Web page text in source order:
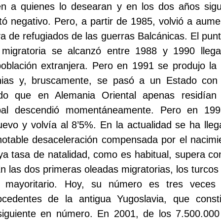
a quienes lo desearan y en los dos años
negativo. Pero, a partir de 1985, volvió a
de refugiados de las guerras Balcánicas. El
se alcanzó entre 1988 y 1990
extranjera. Pero en 1991 se produjo la
y, bruscamente, se pasó a un Estado
que en Alemania Oriental apenas residían
descendió momentáneamente. Pero en
y volvía al 8’5%. En la actualidad se ha
desaceleración compensada por el
tasa de natalidad, como es habitual, supera
las dos primeras oleadas migratorias, los
mayoritario. Hoy, su número es tres
de la antigua Yugoslavia, que
en número. En 2001, de los